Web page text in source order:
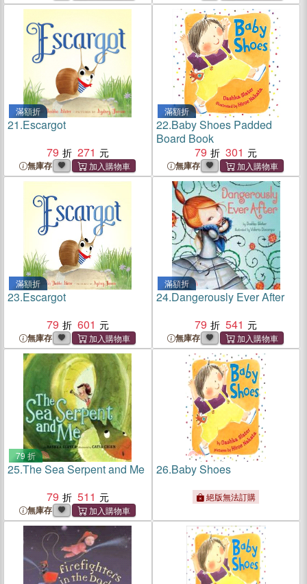
滿額折
21.Escargot
79
271
無庫存
滿額折
22.Baby Shoes Padded
Board Book
79
301
無庫存
滿額折
23.Escargot
79
601
無庫存
滿額折
24.Dangerously Ever After
79
541
無庫存
79 折
25.The Sea Serpent and Me
79
511
無庫存
26.Baby Shoes
絕版無法訂購